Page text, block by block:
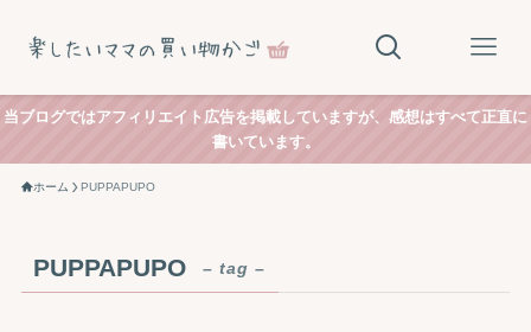
当ブログではアフィリエイト広告を掲載していますが、感想はすべて正直に
書いています。
ホーム PUPPAPUPO
PUPPAPUPO – tag –